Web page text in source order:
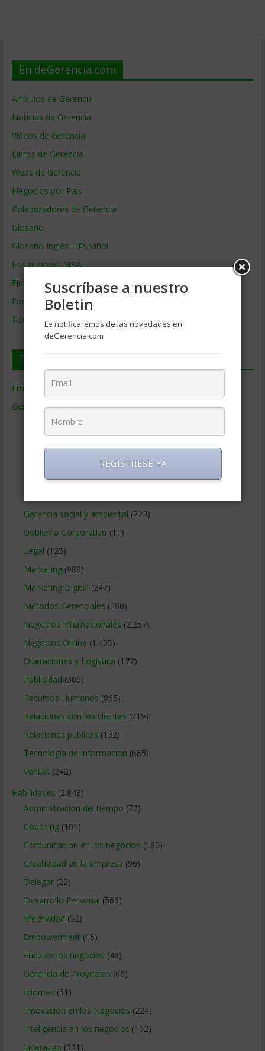
En deGerencia.com
Artículos de Gerencia
Noticias de Gerencia
Videos de Gerencia
Libros de Gerencia
Webs de Gerencia
Negocios por País
Colaboradores de Gerencia
Glosario
Glosario Inglés – Español
Los mejores MBA
Firmas de Gerencia
Formación de Gerencia
Todos los Temas
Temas de Gerencia
Empresas de Gerencia
Gerencia(9.477)
Ciencias Económicas
(454)
Estrategia Empresarial(304)
Gerencia social y ambiental (223)
Gobierno Corporativo (11)
Legal (125)
Marketing(988)
Marketing Digital (247)
Métodos Gerenciales (280)
Negocios Internacionales (2.257)
Negocios Online (1.405)
Operaciones y Logística (172)
Publicidad (306)
Recursos Humanos (865)
Relaciones con los clientes (219)
Relaciones publicas (132)
Tecnologia de Informacion (665)
Ventas (242)
Habilidades (2.843)
Administracion del tiempo (70)
Coaching(101)
Comunicacion en los negocios (180)
Creatividad en la empresa (96)
Delegar(22)
Desarrollo Personal (566)
Efectividad (52)
Empowerment (15)
Etica en los negocios (46)
Gerencia de Proyectos (66)
Idiomas (51)
Innovacion en los Negocios (224)
Inteligencia en los negocios (102)
Liderazgo (331)
Suscríbase a nuestro
Boletin
Le notificaremos de las novedades en
deGerencia.com
REGISTRESE YA